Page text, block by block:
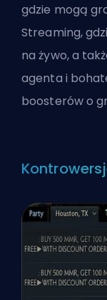
gdzie mogą
Streaming,
na żywo, a
agenta i
boosterów o